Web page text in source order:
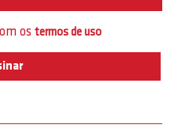
os termos de uso